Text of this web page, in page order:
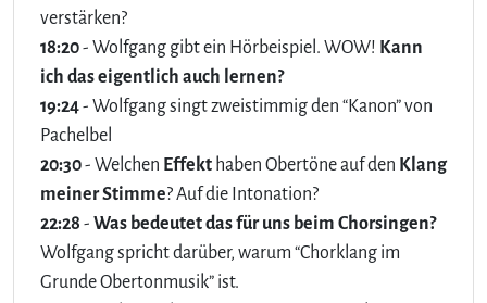
verstärken?
18:20- Wolfgang gibt ein Hörbeispiel. WOW! Kann
ich das eigentlich auch lernen?
19:24- Wolfgang singt zweistimmig den “Kanon” von
Pachelbel
20:30- Welchen Effekt haben Obertöne auf den Klang
meiner Stimme? Auf die Intonation?
22:28 - Was bedeutet das für uns beim Chorsingen?
Wolfgang spricht darüber, warum “Chorklang im
Grunde Obertonmusik” ist.